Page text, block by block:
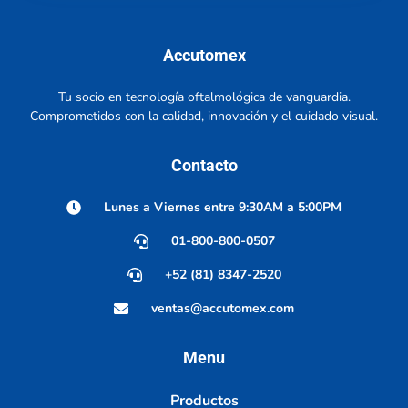
Accutomex
Tu socio en tecnología oftalmológica de vanguardia.
Comprometidos con la calidad, innovación y el cuidado visual.
Contacto
Lunes a Viernes entre 9:30AM a 5:00PM
01-800-800-0507
+52 (81) 8347-2520
ventas@accutomex.com
Menu
Productos